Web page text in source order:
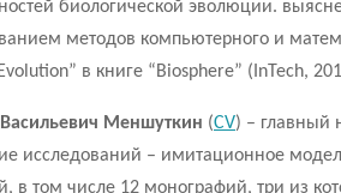
биологической эволюции.
методов компьютерного и
в книге “Biosphere” (InTech,
Меншуткин (CV) – главный
исследований – имитационное
в том числе 12 монографий, три из